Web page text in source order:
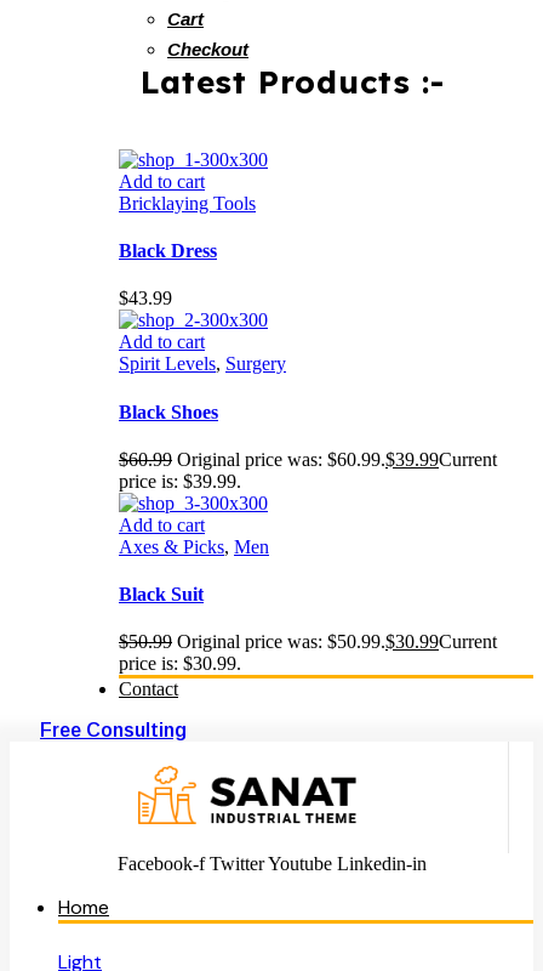
Cart
Checkout
Latest Products :-
Add to cart
Bricklaying Tools
Black Dress
$43.99
Add to cart
Spirit Levels, Surgery
Black Shoes
$60.99 Original price was: $60.99.$39.99Current
price is: $39.99.
Add to cart
Axes & Picks, Men
Black Suit
$50.99 Original price was: $50.99.$30.99Current
price is: $30.99.
Contact
Free Consulting
Facebook-f Twitter Youtube Linkedin-in
Home
Light